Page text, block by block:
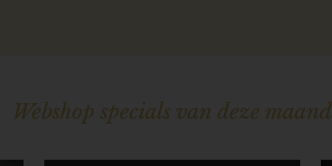
Webshop specials van deze maand